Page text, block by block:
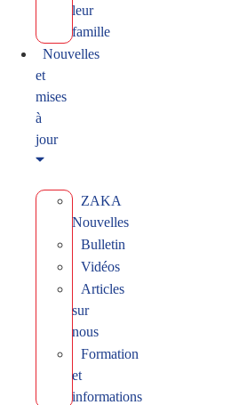
leur
famille
Nouvelles
et
mises
à
jour
ZAKA
Nouvelles
Bulletin
Vidéos
Articles
sur
nous
Formation
et
informations